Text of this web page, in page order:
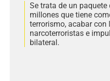
Se trata de un paquete
millones que tiene
terrorismo, acabar con
narcoterroristas e
bilateral.